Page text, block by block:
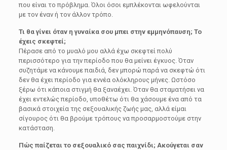
που είναι το πρόβλημα. Όλοι όσοι εμπλέκονται ωφελούνται
με τον έναν ή τον άλλον τρόπο.
Τι θα γίνει όταν η γυναίκα σου μπει στην εμμηνόπαυση; Το
έχεις σκεφτεί;
Πέρασε από το μυαλό μου αλλά έχω σκεφτεί πολύ
περισσότερο για την περίοδο που θα μείνει έγκυος. Όταν
συζητάμε να κάνουμε παιδιά, δεν μπορώ παρά να σκεφτώ ότι
δεν θα έχει περίοδο για εννέα ολόκληρους μήνες. Ωστόσο
ξέρω ότι κάποια στιγμή θα ξαναέχει. Όταν θα σταματήσει να
έχει εντελώς περίοδο, υποθέτω ότι θα χάσουμε ένα από τα
βασικά στοιχεία της σεξουαλικής ζωής μας, αλλά είμαι
σίγουρος ότι θα βρούμε τρόπους να προσαρμοστούμε στην
κατάσταση.
Πώς παίζεται το σεξουαλικό σας παιχνίδι; Ακούγεται σαν